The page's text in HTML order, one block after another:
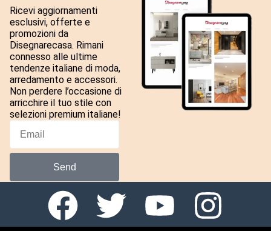
Ricevi aggiornamenti
esclusivi, offerte e
promozioni da
Disegnarecasa. Rimani
connesso alle ultime
tendenze italiane di moda,
arredamento e accessori.
Non perdere l’occasione di
arricchire il tuo stile con
selezioni premium italiane!
Send